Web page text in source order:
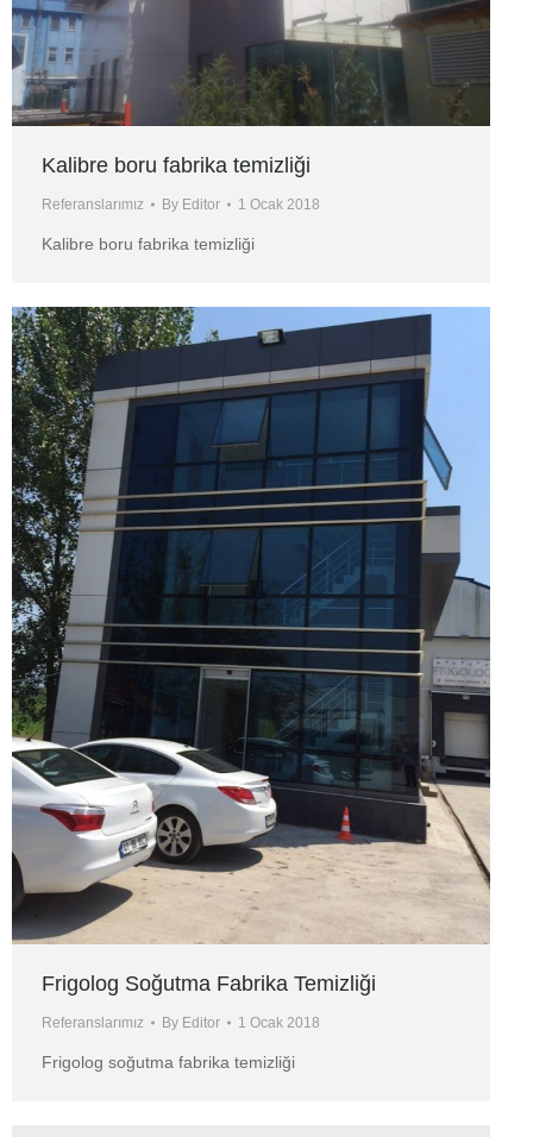
Kalibre boru fabrika temizliği
Referanslarımız By Editor 1 Ocak 2018
Kalibre boru fabrika temizliği
Frigolog Soğutma Fabrika Temizliği
Referanslarımız By Editor 1 Ocak 2018
Frigolog soğutma fabrika temizliği